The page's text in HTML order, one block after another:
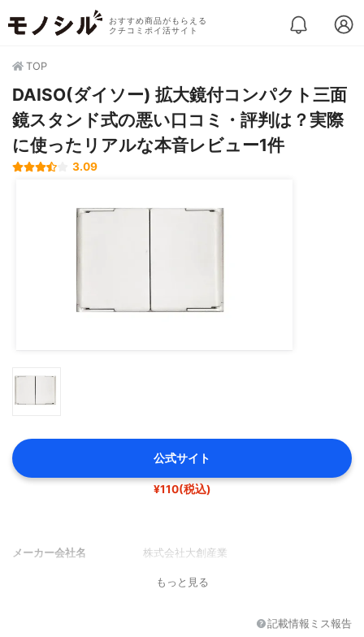
おすすめ商品がもらえる
クチコミポイ活サイト
TOP
DAISO(ダイソー) 拡大鏡付コンパクト三面
鏡スタンド式の悪い口コミ・評判は？実際
に使ったリアルな本音レビュー1件
3.09
公式サイト
¥110(税込)
メーカー会社名 株式会社大創産業
もっと見る
記載情報ミス報告